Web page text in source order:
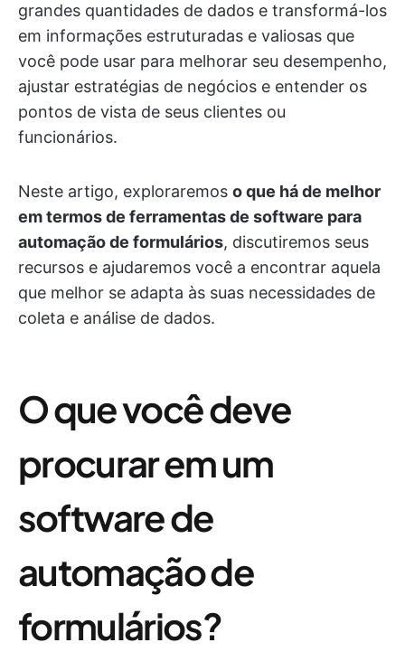
grandes quantidades de dados e transformá-los
em informações estruturadas e valiosas que
você pode usar para melhorar seu desempenho,
ajustar estratégias de negócios e entender os
pontos de vista de seus clientes ou
funcionários.
Neste artigo, exploraremos o que há de melhor
em termos de ferramentas de software para
automação de formulários, discutiremos seus
recursos e ajudaremos você a encontrar aquela
que melhor se adapta às suas necessidades de
coleta e análise de dados.
O que você deve
procurar em um
software de
automação de
formulários?